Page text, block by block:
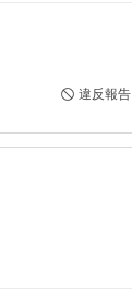
違反報告